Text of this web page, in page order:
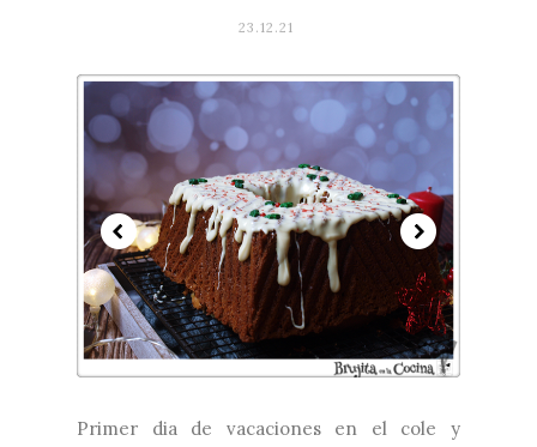
23.12.21
Primer dia de vacaciones en el cole y